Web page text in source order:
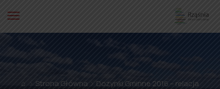
⌂ Strona Główna Dożynki Gminne 2016 – relacja